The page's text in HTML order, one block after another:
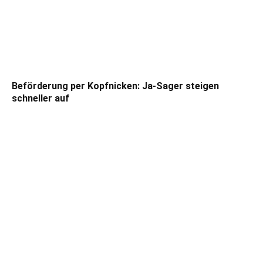
Beförderung per Kopfnicken: Ja-Sager steigen
schneller auf